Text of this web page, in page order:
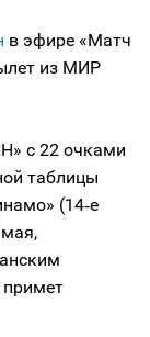
в эфире «Матч
из МИР
с 22 очками
таблицы
(14‑е